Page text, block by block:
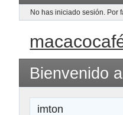
No has iniciado sesión. Por
Bienvenido
imton